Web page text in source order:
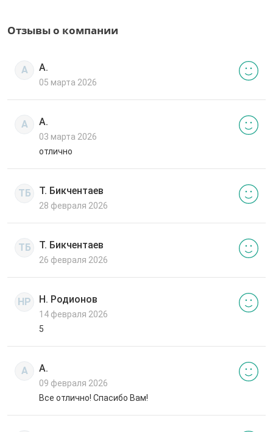
Отзывы о компании
А А.
05 марта 2026
А А.
03 марта 2026
отлично
ТБ Т. Бикчентаев
28 февраля 2026
ТБ Т. Бикчентаев
26 февраля 2026
НР Н. Родионов
14 февраля 2026
5
А А.
09 февраля 2026
Все отлично! Спасибо Вам!